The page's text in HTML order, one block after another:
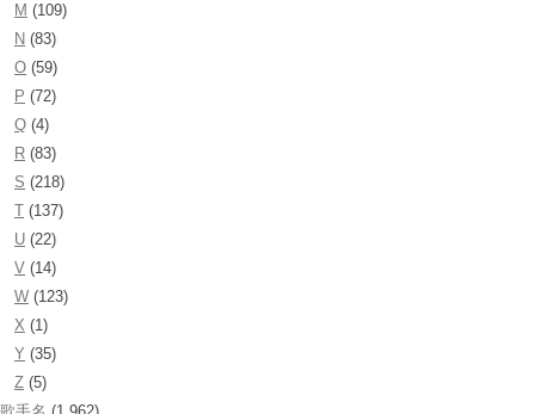
M (109)
N (83)
O (59)
P (72)
Q (4)
R (83)
S (218)
T (137)
U (22)
V (14)
W (123)
X (1)
Y (35)
Z (5)